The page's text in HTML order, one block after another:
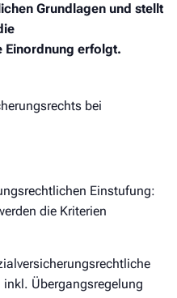
Grundlagen und stellt
Einordnung erfolgt.
bei
Einstufung:
die Kriterien
Übergangsregelung